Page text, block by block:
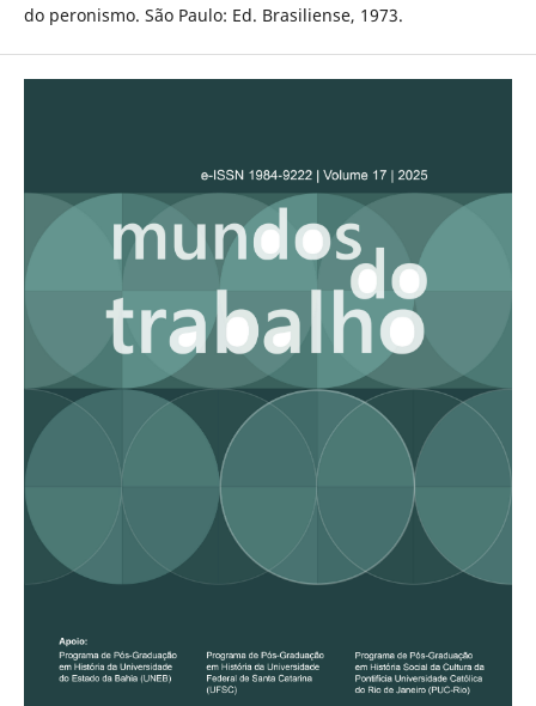
do peronismo. São Paulo: Ed. Brasiliense, 1973.